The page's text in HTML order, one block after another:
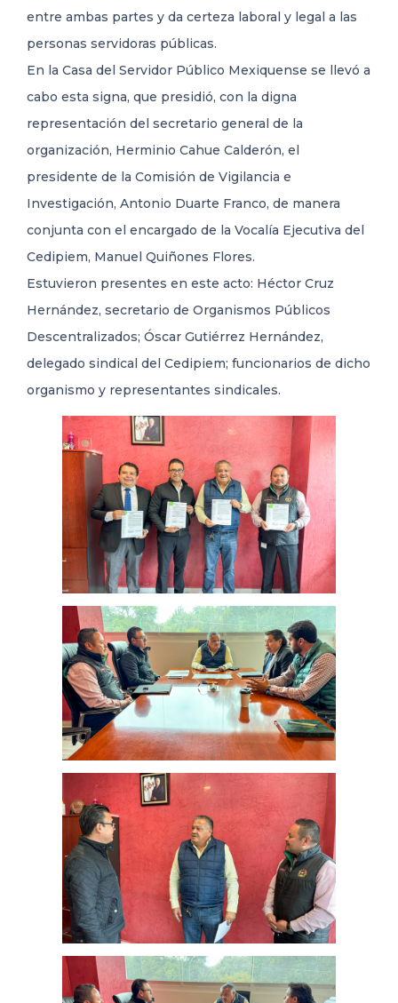
entre ambas partes y da certeza laboral y legal a las
personas servidoras públicas.
En la Casa del Servidor Público Mexiquense se llevó a
cabo esta signa, que presidió, con la digna
representación del secretario general de la
organización, Herminio Cahue Calderón, el
presidente de la Comisión de Vigilancia e
Investigación, Antonio Duarte Franco, de manera
conjunta con el encargado de la Vocalía Ejecutiva del
Cedipiem, Manuel Quiñones Flores.
Estuvieron presentes en este acto: Héctor Cruz
Hernández, secretario de Organismos Públicos
Descentralizados; Óscar Gutiérrez Hernández,
delegado sindical del Cedipiem; funcionarios de dicho
organismo y representantes sindicales.